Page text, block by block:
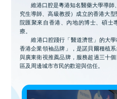
維港口腔是粵港知名醫藥大學導
究生導師、高級教授）成立的香港大
院匯聚來自香港、內地的博士、碩士
療。
維港口腔踐行「醫道濟世」的大
香港企業領袖品牌」，是諾貝爾種植
與廣東衛視推薦品牌，服務超過三十
區及周邊城市市民的歡迎與信任。